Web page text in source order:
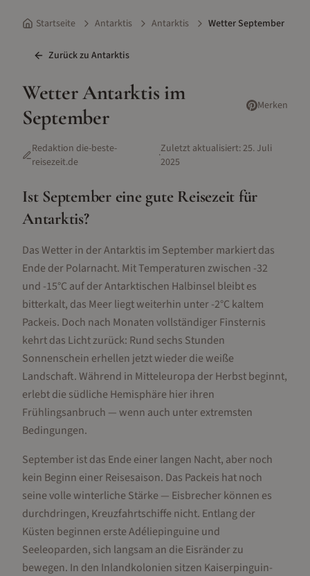
Startseite Antarktis Antarktis Wetter September
Zurück zu Antarktis
WetterAntarktis im
September
Merken
Redaktion die-beste-
reisezeit.de
·Zuletzt aktualisiert:25. Juli
2025
Ist Septembereine gute Reisezeit für
Antarktis?
Das Wetter in der Antarktis im September markiert das
Ende der Polarnacht. Mit Temperaturen zwischen -32
und -15°C auf der Antarktischen Halbinsel bleibt es
bitterkalt, das Meer liegt weiterhin unter -2°C kaltem
Packeis. Doch nach Monaten vollständiger Finsternis
kehrt das Licht zurück: Rund sechs Stunden
Sonnenschein erhellen jetzt wieder die weiße
Landschaft. Während in Mitteleuropa der Herbst beginnt,
erlebt die südliche Hemisphäre hier ihren
Frühlingsanbruch — wenn auch unter extremsten
Bedingungen.
September ist das Ende einer langen Nacht, aber noch
kein Beginn einer Reisesaison. Das Packeis hat noch
seine volle winterliche Stärke — Eisbrecher können es
durchdringen, Kreuzfahrtschiffe nicht. Entlang der
Küsten beginnen erste Adéliepinguine und
Seeleoparden, sich langsam an die Eisränder zu
bewegen. In den Inlandkolonien sitzen Kaiserpinguin-